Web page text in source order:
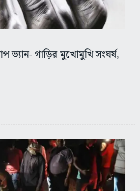
ভ্যান- গাড়ির মুখোমুখি সংঘর্ষ,